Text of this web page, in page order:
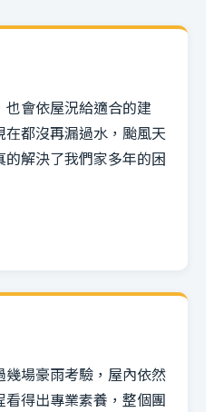
會依屋況給適合的建
都沒再漏過水，颱風天
解決了我們家多年的困
幾場豪雨考驗，屋內依然
得出專業素養，整個團